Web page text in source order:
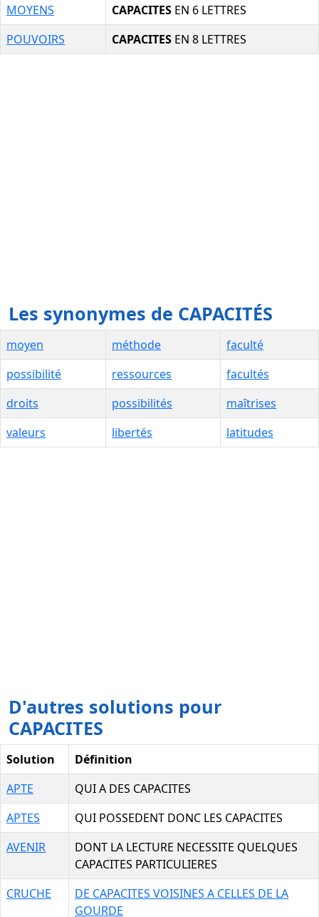
MOYENS
CAPACITES EN 6 LETTRES
POUVOIRS
CAPACITES EN 8 LETTRES
Les synonymes de CAPACITÉS
moyen méthode
faculté
possibilité
ressources
facultés
droits
possibilités
maîtrises
valeurs
libertés latitudes
D'autres solutions pour
CAPACITES
Solution
Définition
APTE
QUI A DES CAPACITES
APTES
QUI POSSEDENT DONC LES CAPACITES
AVENIR
DONT LA LECTURE NECESSITE QUELQUES
CAPACITES PARTICULIERES
CRUCHE
DE CAPACITES VOISINES A CELLES DE LA
GOURDE